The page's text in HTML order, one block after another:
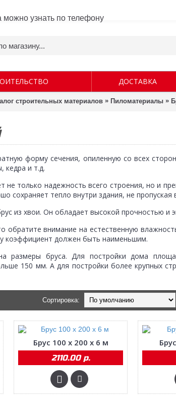
можно узнать по телефону
ДОСТАВКА
строительных материалов» Пиломатериалы»
форму сечения, опиленную со всех
кедра и т.д.
не только надежность всего строения, но и
сохраняет тепло внутри здания, не пропуская
из хвои. Он обладает высокой прочностью и
обратите внимание на естественную
коэффициент должен быть наименьшим.
размеры бруса. Для постройки дома
150 мм. А для постройки более крупных
Сортировка:
Брус 100 х 200 х 6 м
2110.00 р.